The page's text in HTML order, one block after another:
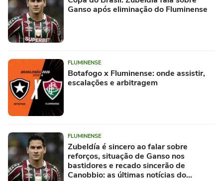
Ganso após eliminação do Fluminense
FLUMINENSE
Botafogo x Fluminense: onde assistir,
escalações e arbitragem
FLUMINENSE
Zubeldía é sincero ao falar sobre
reforços, situação de Ganso nos
bastidores e recado sincerão de
Canobbio: as últimas notícias do